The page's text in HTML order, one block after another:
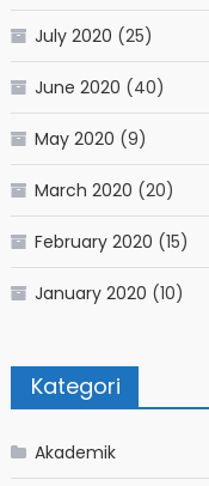
July 2020 (25)
June 2020 (40)
May 2020 (9)
March 2020 (20)
February 2020 (15)
January 2020 (10)
Kategori
Akademik